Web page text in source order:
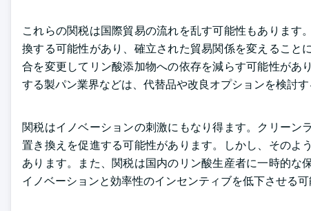
これらの関税は国際貿易の流れを乱す可能性もありま
換する可能性があり、確立された貿易関係を変えるこ
合を変更してリン酸添加物への依存を減らす可能性が
する製パン業界などは、代替品や改良オプションを検討す
関税はイノベーションの刺激にもなり得ます。クリー
置き換えを促進する可能性があります。しかし、その
あります。また、関税は国内のリン酸生産者に一時的
イノベーションと効率性のインセンティブを低下させる可